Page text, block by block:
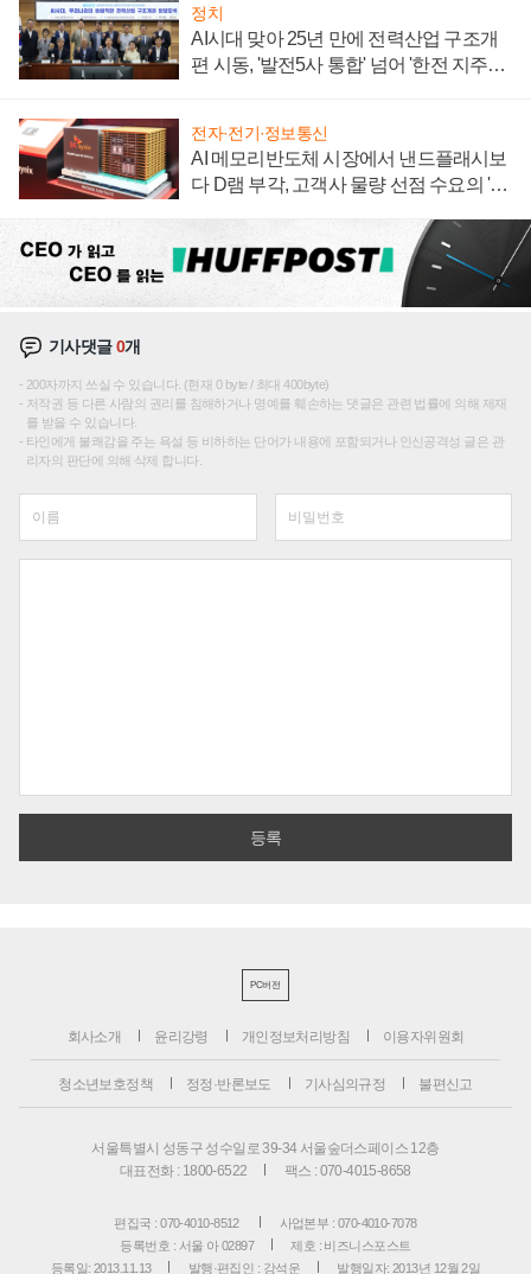
정치
AI시대 맞아 25년 만에 전력산업 구조개
편 시동, '발전5사 통합' 넘어 '한전 지주사'
전자·전기·정보통신
AI 메모리반도체 시장에서 낸드플래시보
다 D램 부각, 고객사 물량 선점 수요의 '우
기사댓글0개
200자까지 쓰실 수 있습니다. (현재 0 byte / 최대 400byte)
저작권 등 다른 사람의 권리를 침해하거나 명예를 훼손하는 댓글은 관련 법률에 의해 제재
를 받을 수 있습니다.
타인에게 불쾌감을 주는 욕설 등 비하하는 단어가 내용에 포함되거나 인신공격성 글은 관
리자의 판단에 의해 삭제 합니다.
PC버전
회사소개 윤리강령 개인정보처리방침 이용자위원회
청소년보호정책 정정·반론보도 기사심의규정 불편신고
서울특별시 성동구 성수일로 39-34 서울숲더스페이스 12층
대표전화 : 1800-6522
팩스 : 070-4015-8658
편집국 : 070-4010-8512
사업본부 : 070-4010-7078
등록번호 : 서울 아 02897
제호 : 비즈니스포스트
등록일: 2013.11.13
발행·편집인 : 강석운 발행일자: 2013년 12월 2일